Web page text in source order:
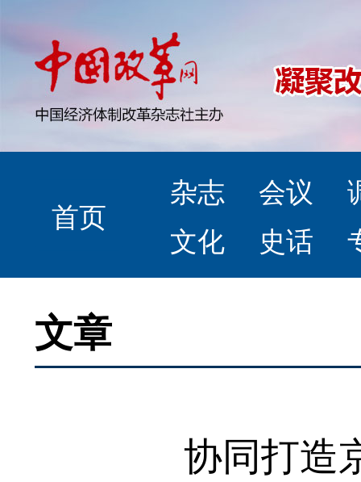
首页
杂志 会议
文化
史话
文章
协同打造